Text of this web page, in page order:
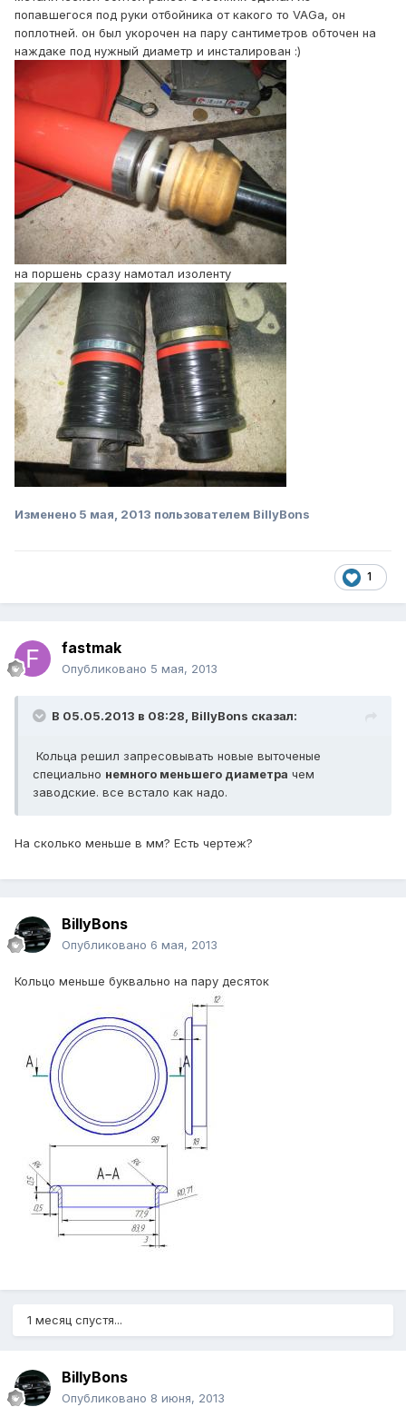
попавшегося под руки отбойника от какого то VAGа, он
поплотней. он был укорочен на пару сантиметров обточен на
наждаке под нужный диаметр и инсталирован :)
на поршень сразу намотал изоленту
Изменено 5 мая, 2013 пользователем BillyBons
1
fastmak
Опубликовано 5 мая, 2013
В 05.05.2013 в 08:28, BillyBons сказал:
Кольца решил запресовывать новые выточеные
специально немного меньшего диаметра чем
заводские. все встало как надо.
На сколько меньше в мм? Есть чертеж?
BillyBons
Опубликовано 6 мая, 2013
Кольцо меньше буквально на пару десяток
1 месяц спустя...
BillyBons
Опубликовано 8 июня, 2013